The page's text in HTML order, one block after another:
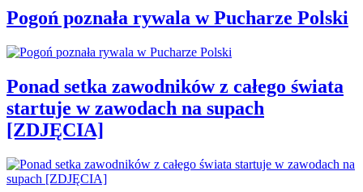
Pogoń poznała rywala w Pucharze Polski
Ponad setka zawodników z całego świata
startuje w zawodach na supach
[ZDJĘCIA]